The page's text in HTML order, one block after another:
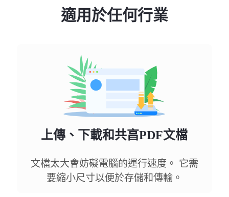
適用於任何行業
上傳、下載和共亯PDF文檔
文檔太大會妨礙電腦的運行速度。 它需
要縮小尺寸以便於存儲和傳輸。